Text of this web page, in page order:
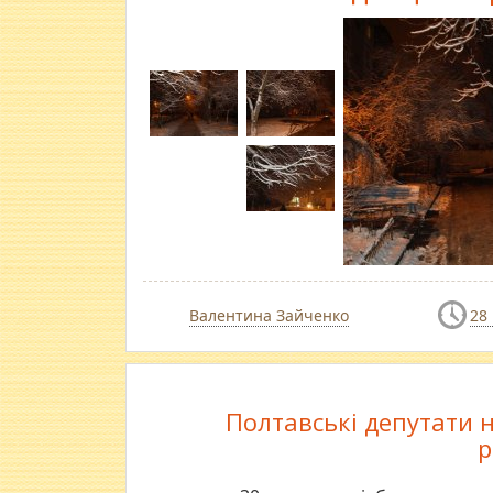
Валентина Зайченко 28
Полтавські